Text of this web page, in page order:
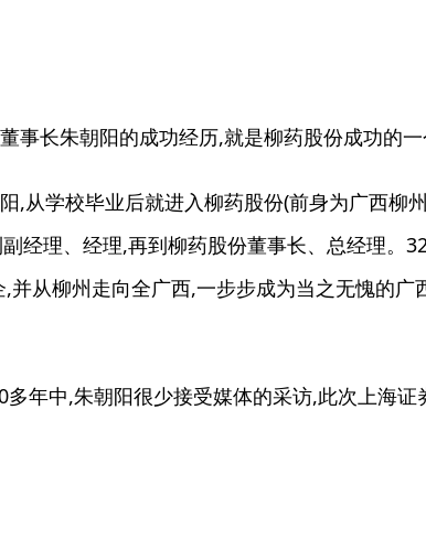
长朱朝阳的成功经历,就是柳药股份成功的一
学校毕业后就进入柳药股份(前身为广西柳
经理、经理,再到柳药股份董事长、总经理。
从柳州走向全广西,一步步成为当之无愧的广
中,朱朝阳很少接受媒体的采访,此次上海证